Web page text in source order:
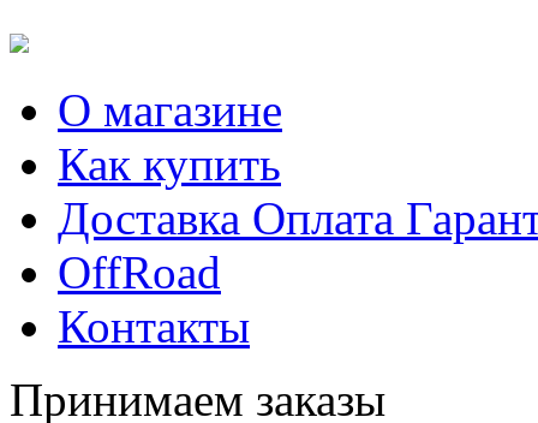
О магазине
Как купить
Доставка Оплата
OffRoad
Контакты
Принимаем заказы